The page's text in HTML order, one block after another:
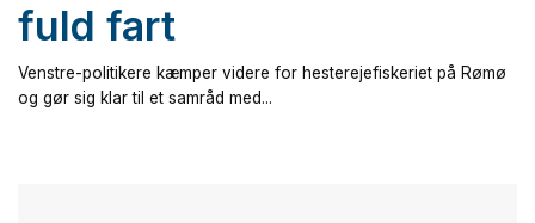
fuld fart
Venstre-politikere kæmper videre for hesterejefiskeriet på Rømø
og gør sig klar til et samråd med...